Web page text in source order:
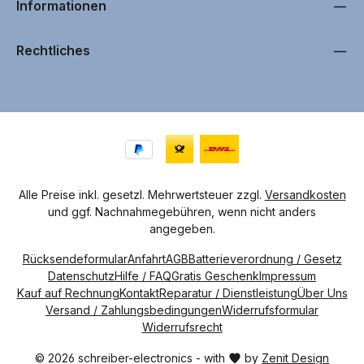
i
a
g
e
7
a
g
Informationen
Rechtliches
Alle Preise inkl. gesetzl. Mehrwertsteuer zzgl. Versandkosten
und ggf. Nachnahmegebühren, wenn nicht anders
angegeben.
© 2026 schreiber-electronics - with by Zenit Design
RücksendeformularAnfahrtAGBBatterieverordnung / Gesetz
DatenschutzHilfe / FAQGratis GeschenkImpressum
Kauf auf RechnungKontaktReparatur / DienstleistungÜber Uns
Versand / ZahlungsbedingungenWiderrufsformular
Widerrufsrecht